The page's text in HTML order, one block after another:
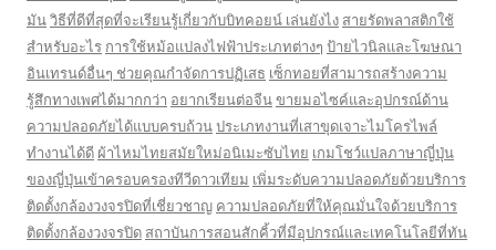
มันวิธีที่ดีที่สุดที่จะเรียนรู้เกี่ยวกับบิทคอยน์ เล่นยังไง สายรัดพลาสติกใช้
สำหรับอะไร การใช้หม้อแปลงไฟฟ้าประเภทต่างๆ ป้ายไวนิลและโฆษณา
อินเทรนด์อื่นๆ ช่วยคุณกำจัดการปฏิเสธ เซ็กทอยที่สามารถสร้างความ
รู้สึกทางเพศได้มากกว่า อยากเรียนต่อจีนขายมอไซค์และอุปกรณ์ด้าน
ความปลอดภัยได้แบบครบถ้วนประเภทงานที่เสาขุดเจาะไมโครไพล์
ทำงานได้ดี ผ้าไหมไทยสมัยใหม่อนิเมะซับไทย เกมโชว์แปลภาษาญี่ปุ่น
ของญี่ปุ่นเข้าครอบครองทีวีดาวเทียม เพิ่มระดับความปลอดภัยด้วยบริการ
ติดตั้งกล้องวงจรปิดที่เชี่ยวชาญ ความปลอดภัยที่ให้คุณมั่นใจด้วยบริการ
ติดตั้งกล้องวงจรปิด สถาบันการสอนสักคิ้วที่มีอุปกรณ์และเทคโนโลยีที่ทัน